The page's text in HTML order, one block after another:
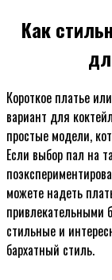
Как
Короткое платье
вариант для
простые модели,
Если выбор пал на
можете надеть
привлекательными
стильные и
бархатный стиль.